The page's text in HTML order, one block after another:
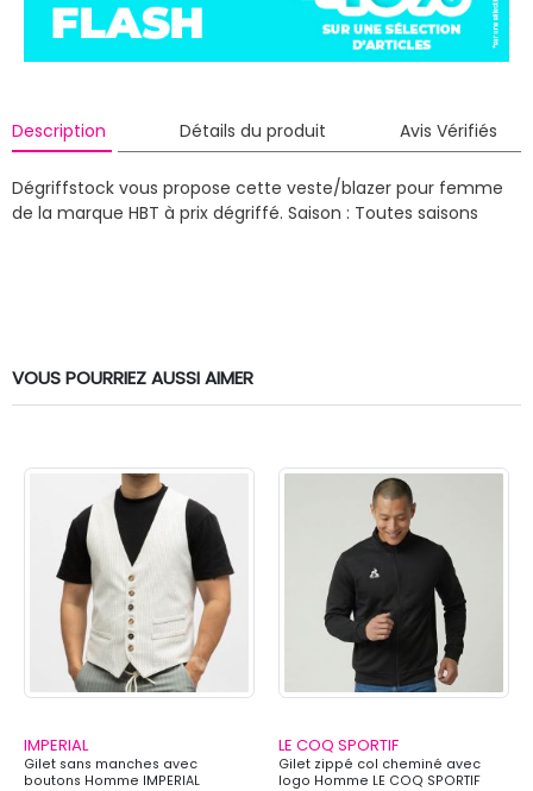
Description Détails du produit Avis Vérifiés
Dégriffstock vous propose cette veste/blazer pour femme
de la marque HBT à prix dégriffé. Saison : Toutes saisons
VOUS POURRIEZ AUSSI AIMER
IMPERIAL
Gilet sans manches avec
boutons Homme IMPERIAL
LE COQ SPORTIF
Gilet zippé col cheminé avec
logo Homme LE COQ SPORTIF